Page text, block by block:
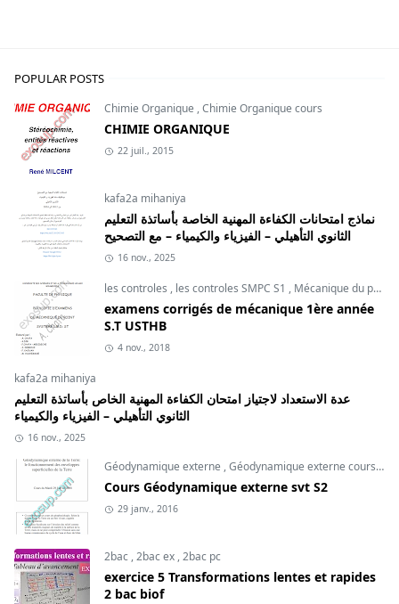
POPULAR POSTS
Chimie Organique ,Chimie Organique cours
CHIMIE ORGANIQUE
22 juil., 2015
kafa2a mihaniya
نماذج امتحانات الكفاءة المهنية الخاصة بأساتذة التعليم
الثانوي التأهيلي – الفيزياء والكيمياء – مع التصحيح
16 nov., 2025
les controles , les controles SMPC S1 , Mécanique du point
examens corrigés de mécanique 1ère année
S.T USTHB
4 nov., 2018
kafa2a mihaniya
عدة الاستعداد لاجتياز امتحان الكفاءة المهنية الخاص بأساتذة التعليم
الثانوي التأهيلي – الفيزياء والكيمياء
16 nov., 2025
Géodynamique externe ,Géodynamique externe cours ,
Cours Géodynamique externe svt S2
29 janv., 2016
2bac,2bac ex,2bac pc
exercice 5 Transformations lentes et rapides
2 bac biof